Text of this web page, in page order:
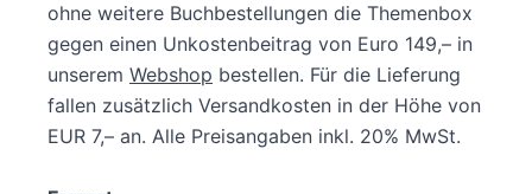
ohne weitere Buchbestellungen die Themenbox
gegen einen Unkostenbeitrag von Euro 149,– in
unserem Webshop bestellen. Für die Lieferung
fallen zusätzlich Versandkosten in der Höhe von
EUR 7,– an. Alle Preisangaben inkl. 20% MwSt.